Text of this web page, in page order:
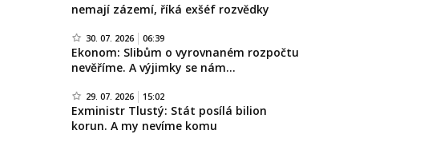
nemají zázemí, říká exšéf rozvědky
30. 07. 2026 06:39
Ekonom: Slibům o vyrovnaném rozpočtu
nevěříme. A výjimky se nám…
29. 07. 2026 15:02
Exministr Tlustý: Stát posílá bilion
korun. A my nevíme komu